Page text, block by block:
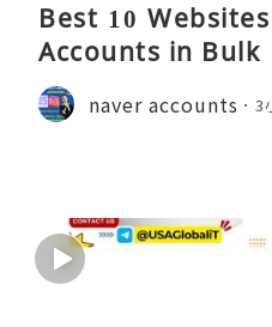
Best 10
Accounts in Bulk
naver accounts 3